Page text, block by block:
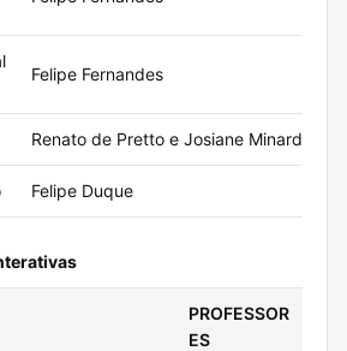
Felipe Fernandes
Renato de Pretto e Josiane Minardi
Felipe Duque
PROFESSOR
ES